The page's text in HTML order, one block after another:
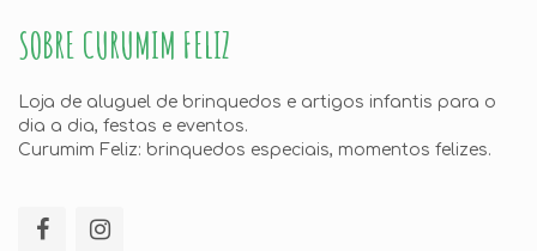
SOBRE CURUMIM FELIZ
Loja de aluguel de brinquedos e artigos infantis para o
dia a dia, festas e eventos.
Curumim Feliz: brinquedos especiais, momentos felizes.